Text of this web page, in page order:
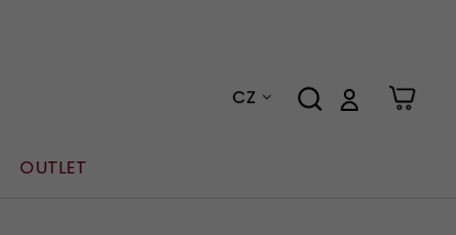
CZ
OUTLET